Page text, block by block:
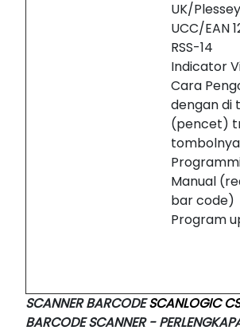
UK/
UCC/EAN
RSS-14
Indicator
Cara
dengan di
(pencet)
tombolnya
Manual
bar code)
Program
SCANNER BARCODESCANLOGIC
BARCODE SCANNER -